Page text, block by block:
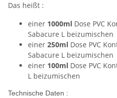
Das heißt :
einer 1000ml Dose PVC
Sabacure L beizumischen
einer 250ml Dose PVC
Sabacure L beizumischen
einer 100ml Dose PVC
L beizumischen
Technische Daten :